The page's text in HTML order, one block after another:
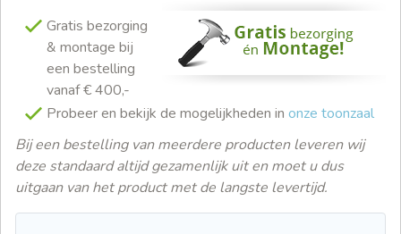
Gratis bezorging
& montage bij
een bestelling
vanaf € 400,-
Probeer en bekijk de mogelijkheden in onze toonzaal
Bij een bestelling van meerdere producten leveren wij
deze standaard altijd gezamenlijk uit en moet u dus
uitgaan van het product met de langste levertijd.